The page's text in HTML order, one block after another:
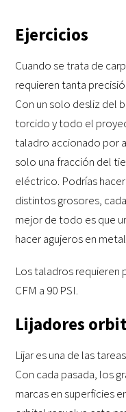
Ejercicios
Cuando se trata de
requieren tanta
Con un solo desliz del
torcido y todo el
taladro accionado por
solo una fracción del
eléctrico. Podrías
distintos grosores,
mejor de todo es que
hacer agujeros en
Los taladros requieren
CFM a 90 PSI.
Lijadores
Lijar es una de las
Con cada pasada, los
marcas en superficies